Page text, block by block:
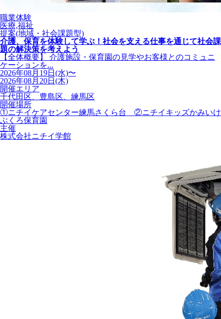
職業体験
医療,福祉
提案(地域・社会課題型)
介護、保育を体験して学ぶ！社会を支える仕事を通じて社会課
題の解決策を考えよう
【全体概要】 介護施設・保育園の見学やお客様とのコミュニ
ケーションを...
2026年08月19日(水)〜
2026年08月20日(木)
開催エリア
千代田区、豊島区、練馬区
開催場所
①ニチイケアセンター練馬さくら台 ②ニチイキッズかみいけ
ぶくろ保育園
主催
株式会社ニチイ学館